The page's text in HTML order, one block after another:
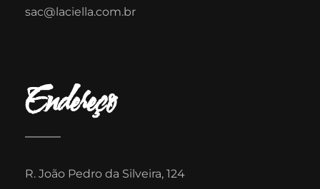
sac@laciella.com.br
Endereço
R. João Pedro da Silveira, 124